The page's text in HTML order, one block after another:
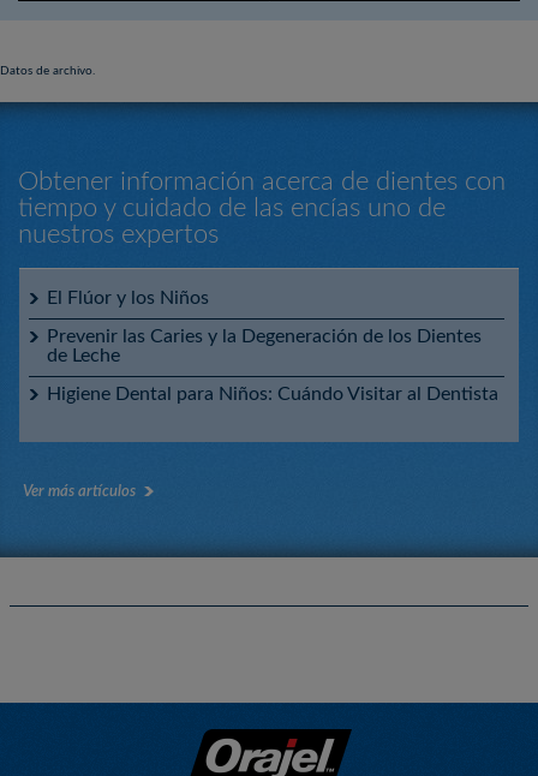
Datos de archivo.
Obtener información acerca de dientes con
tiempo y cuidado de las encías uno de
nuestros expertos
El Flúor y los Niños
Prevenir las Caries y la Degeneración de los Dientes
de Leche
Higiene Dental para Niños: Cuándo Visitar al Dentista
Ver más artículos